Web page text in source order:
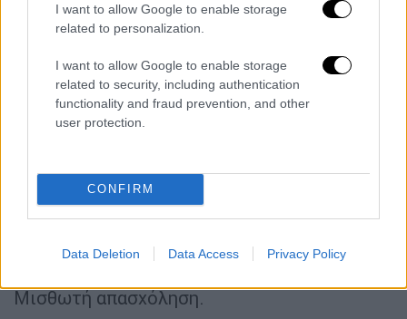
I want to allow Google to enable storage
related to personalization.
I want to allow Google to enable storage
related to security, including authentication
functionality and fraud prevention, and other
user protection.
CONFIRM
Data Deletion Data Access Privacy Policy
Στις περιπτώσεις Μη Μισθωτής
δραστηριότητας με παράλληλη Μισθωτή
απασχόληση, λαμβάνονται υπόψη τα ποσά
εισφορών ανά κλάδο από τη μισθωτή
απασχόληση και καταβάλλεται, εφόσον
προκύπτει, η διαφορά από την κατώτατη,
Ειδικότερα:
α) Ελεύθεροι Επαγγελματίες,
Μισθωτή απασχόληση.